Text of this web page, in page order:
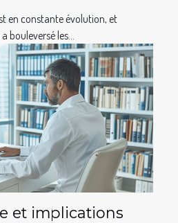
en constante évolution, et
les...
et implications